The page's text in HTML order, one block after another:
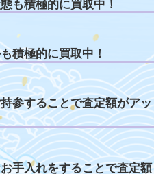
ーについて
トがない状態も積極的に